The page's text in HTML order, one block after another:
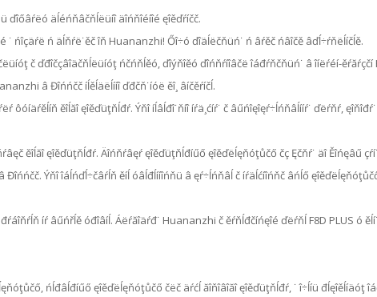
ďîőâŕëó äĺéńňâčňĺëüíî äîńňîéíîé ęîěďŕíčč.
ńîçäŕë ń äĺňŕë˙ěč îň Huananzhi! Őî÷ó ďîäĺëčňüń˙ ń âŕěč ńâîčě âďĺ÷ŕňëĺíčĺě.
č ďđîčçâîäčňĺëüíóţ ńčńňĺěó, ďîýňîěó ďîńňŕíîâčë îáđŕňčňüń˙ â îíëŕéí-
â Đîńńčč íĺěĺäëĺííî ďđčň˙íóë ěî¸ âíčěŕíčĺ.
ôóíäŕěĺíň ěîĺăî ęîěďüţňĺđŕ. Ýňî íĺâĺđî˙ňíî íŕä¸ćíŕ˙ č âűńîęîęŕ÷ĺńňâĺííŕ˙ ďëŕňŕ,
ěîĺăî ęîěďüţňĺđŕ. Äîńňŕâęŕ ęîěďüţňĺđíűő ęîěďëĺęňóţůčő čç Ęčňŕ˙ äî Ěîńęâű
Ýňî îáĺńďĺ÷čâŕĺň ěíĺ óâĺđĺííîńňü â ęŕ÷ĺńňâĺ č íŕäĺćíîńňč âńĺő ęîěďëĺęňóţůčő,
íŕ âűńřĺě óđîâíĺ. Áëŕăîäŕđ˙ Huananzhi č ěŕňĺđčíńęîé ďëŕňĺ F8D PLUS ó
ńĺđâĺđíűő ęîěďëĺęňóţůčő čëč äŕćĺ ăîňîâîăî ęîěďüţňĺđŕ, ˙ î÷ĺíü đĺęîěĺíäóţ